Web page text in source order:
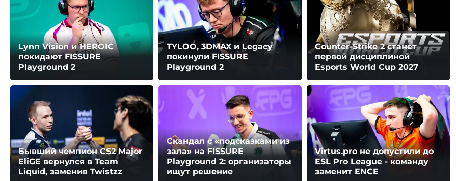
Lynn Vision и HEROIC
покидают FISSURE
Playground 2
TYLOO, 3DMAX и Legacy
покинули FISSURE
Playground 2
Counter-Strike 2 станет
первой дисциплиной
Esports World Cup 2027
Бывший чемпион CS2 Major
EliGE вернулся в Team
Liquid, заменив Twistzz
Скандал с «подсказками из
зала» на FISSURE
Playground 2: организаторы
ищут решение
Virtus.pro не допустили до
ESL Pro League - команду
заменит ENCE